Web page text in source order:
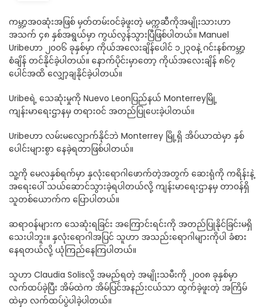
ကမ္ဘာ့အ၀ဆုံးအဖြစ် မှတ်တမ်း၀င်ခဲ့ဖူးတဲ့ မက္ကဆီကိုအမျိုးသားဟာ
အသက် ၄၈ နှစ်အရွယ်မှာ ကွယ်လွန်သွားပြီဖြစ်ပါတယ်။ Manuel
Uribeဟာ ၂၀၀၆ ခုနှစ်မှာ ကိုယ်အလေးချိန်ပေါင် ၁၂၃၀နဲ့ ဂင်းနစ်ကမ္ဘာ့
စံချိန် တင်နိုင်ခဲ့ပါတယ်။ နောက်ပိုင်းမှာတော့ ကိုယ်အလေးချိန် ၈၆၇
ပေါင်အထိ လျှော့ချနိုင်ခဲ့ပါတယ်။
Uribeရဲ့ သေဆုံးမှုကို Nuevo Leonပြည်နယ် Monterreyမြို့
ကျန်းမာရေးဌာနမှ တရား၀င် အတည်ပြုပေးခဲ့ပါတယ်။
Uribeဟာ လမ်းမလျှောက်နိုင်ဘဲ Monterrey မြို့ရှိ အိပ်ယာထဲမှာ နှစ်
ပေါင်းများစွာ နေခဲ့ရတာဖြစ်ပါတယ်။
သူ့ကို မေလနှစ်ရက်မှာ နှလုံးရောဂါဖောက်တဲ့အတွက် ဆေးရုံကို ကရိန်းနဲ့
အရေးပေါ် သယ်ဆောင်သွားခဲ့ရပါတယ်လို့ ကျန်းမာရေးဌာနမှ တာ၀န်ရှိ
သူတစ်ယောက်က ပြောပါတယ်။
ဆရာ၀န်များက သေဆုံးရခြင်း အကြောင်းရင်းကို အတည်ပြုနိုင်ခြင်းမရှိ
သေးပါဘူး။ နှလုံးရောဂါအပြင် သူဟာ အသည်းရောဂါများကိုပါ ခံစား
နေရတယ်လို့ ယုံကြည်နေကြပါတယ်။
သူဟာ Claudia Solisလို့ အမည်ရတဲ့ အမျိုးသမီးကို ၂၀၀၈ ခုနှစ်မှာ
လက်ထပ်ခဲ့ပြီး အိမ်ထဲက အိမ်ပြင်အနည်းငယ်သာ ထွက်ခဲ့ဖူးတဲ့ အကြိမ်
ထဲမှာ လက်ထပ်ပွဲပါခဲ့ပါတယ်။